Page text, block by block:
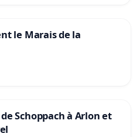
le Marais de la
Schoppach à Arlon et